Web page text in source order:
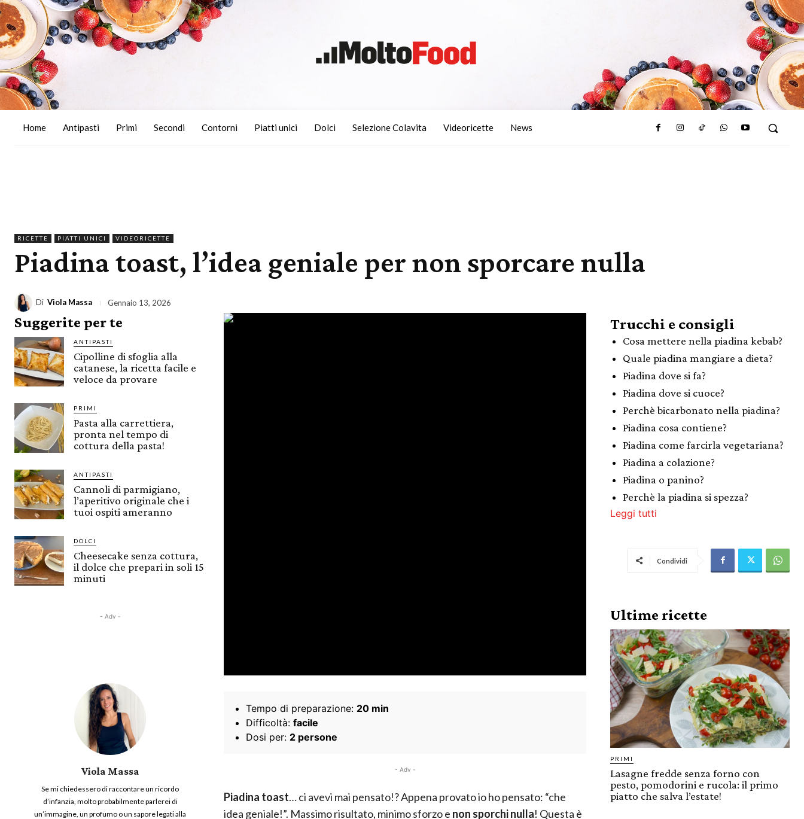
Home Antipasti Primi Secondi Contorni Piatti unici Dolci Selezione Colavita Videoricette News
RICETTE PIATTI UNICI VIDEORICETTE
Piadina toast, l’idea geniale per non sporcare nulla
Di Viola Massa Gennaio 13, 2026
Suggerite per te
ANTIPASTI
Cipolline di sfoglia alla
catanese, la ricetta facile e
veloce da provare
PRIMI
Pasta alla carrettiera,
pronta nel tempo di
cottura della pasta!
ANTIPASTI
Cannoli di parmigiano,
l’aperitivo originale che i
tuoi ospiti ameranno
DOLCI
Cheesecake senza cottura,
il dolce che prepari in soli 15
minuti
- Adv -
Viola Massa
Se mi chiedessero di raccontare un ricordo
d’infanzia, molto probabilmente parlerei di
un’immagine, un profumo o un sapore legati alla
Tempo di preparazione: 20 min
Difficoltà: facile
Dosi per: 2 persone
- Adv -
Piadina toast… ci avevi mai pensato!? Appena provato io ho pensato: “che
idea geniale!”. Massimo risultato, minimo sforzo e non sporchi nulla! Questa è
Trucchi e consigli
Cosa mettere nella piadina kebab?
Quale piadina mangiare a dieta?
Piadina dove si fa?
Piadina dove si cuoce?
Perchè bicarbonato nella piadina?
Piadina cosa contiene?
Piadina come farcirla vegetariana?
Piadina a colazione?
Piadina o panino?
Perchè la piadina si spezza?
Leggi tutti
Condividi
Ultime ricette
PRIMI
Lasagne fredde senza forno con
pesto, pomodorini e rucola: il primo
piatto che salva l’estate!